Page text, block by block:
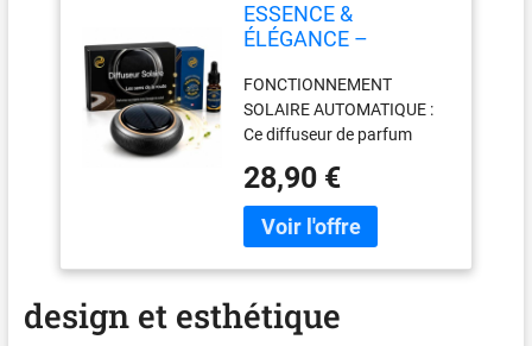
ESSENCE &
ÉLÉGANCE –
Voiture Solaire avec
Flacon 10 ml,
Désodorisant Voiture
Rechargeable en
Métal, Diffusion
Automatique
Silencieuse, Rotation
Solaire, Traction
FONCTIONNEMENT
SOLAIRE AUTOMATIQUE :
Ce diffuseur de parfum
entièrement à l'énergie
solaire, sans nécessiter de
piles ni de branchement
DIFFUSION SILENCIEUSE :
Grâce à la rotation naturelle
28,90 €
design et esthétique